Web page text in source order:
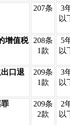
207条
3
以
增值税
208条
1款
5
以
口退
209条
1款
3
以
209条
2款
2
以